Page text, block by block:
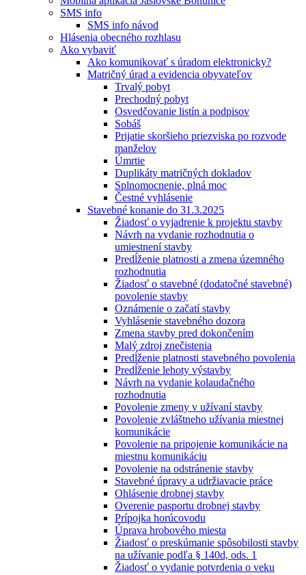
SMS info
SMS info návod
Hlásenia obecného rozhlasu
Ako vybaviť
Ako komunikovať s úradom elektronicky?
Matričný úrad a evidencia obyvateľov
Trvalý pobyt
Prechodný pobyt
Osvedčovanie listín a podpisov
Sobáš
Prijatie skoršieho priezviska po rozvode
manželov
Úmrtie
Duplikáty matričných dokladov
Splnomocnenie, plná moc
Čestné vyhlásenie
Stavebné konanie do 31.3.2025
Žiadosť o vyjadrenie k projektu stavby
Návrh na vydanie rozhodnutia o
umiestnení stavby
Predĺženie platnosti a zmena územného
rozhodnutia
Žiadosť o stavebné (dodatočné stavebné)
povolenie stavby
Oznámenie o začatí stavby
Vyhlásenie stavebného dozora
Zmena stavby pred dokončením
Malý zdroj znečistenia
Predĺženie platnosti stavebného povolenia
Predĺženie lehoty výstavby
Návrh na vydanie kolaudačného
rozhodnutia
Povolenie zmeny v užívaní stavby
Povolenie zvláštneho užívania miestnej
komunikácie
Povolenie na pripojenie komunikácie na
miestnu komunikáciu
Povolenie na odstránenie stavby
Stavebné úpravy a udržiavacie práce
Ohlásenie drobnej stavby
Overenie pasportu drobnej stavby
Prípojka horúcovodu
Úprava hrobového miesta
Žiadosť o preskúmanie spôsobilosti stavby
na užívanie podľa § 140d, ods. 1
Žiadosť o vydanie potvrdenia o veku